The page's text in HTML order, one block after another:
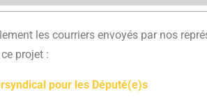
les courriers envoyés par nos
projet :
pour les Député(e)s